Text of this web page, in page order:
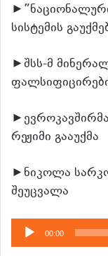
სისტემის
►შსს-მ
რეჟიმი გააუქმა
►ნიკოლა
შეუცვალა
აუდიო
დამკვრელი
00:00